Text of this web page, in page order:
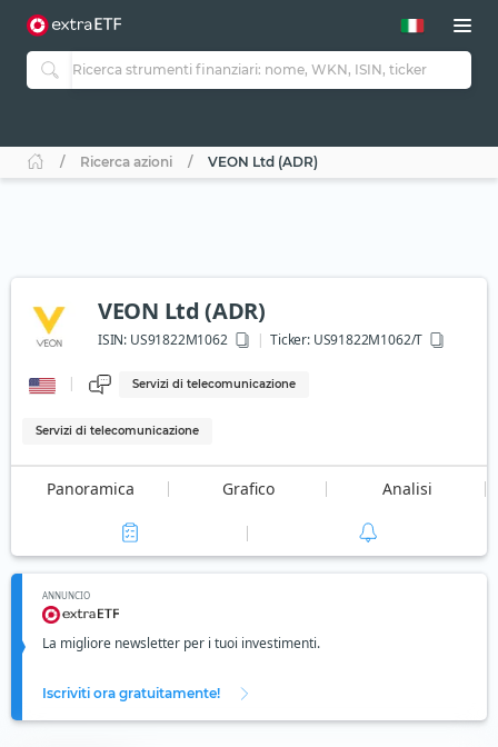
Ricerca azioni VEON Ltd (ADR)
VEON Ltd (ADR)
ISIN: US91822M1062 Ticker:US91822M1062/T
Servizi di telecomunicazione
Servizi di telecomunicazione
Panoramica Grafico Analisi
ANNUNCIO
La migliore newsletter per i tuoi investimenti.
Iscriviti ora gratuitamente!